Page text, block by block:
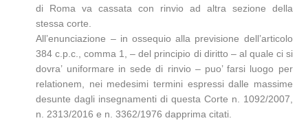
di Roma va cassata con rinvio ad altra sezione della
stessa corte.
All’enunciazione – in ossequio alla previsione dell’articolo
384 c.p.c., comma 1, – del principio di diritto – al quale ci si
dovra’ uniformare in sede di rinvio – puo’ farsi luogo per
relationem, nei medesimi termini espressi dalle massime
desunte dagli insegnamenti di questa Corte n. 1092/2007,
n. 2313/2016 e n. 3362/1976 dapprima citati.